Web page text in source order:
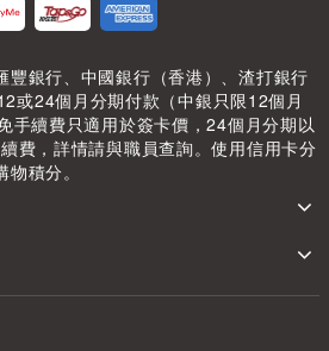
豐銀行、中國銀行（香港）、渣打銀行
或24個月分期付款（中銀只限12個月
手續費只適用於簽卡價，24個月分期以
費，詳情請與職員查詢。使用信用卡分
積分。